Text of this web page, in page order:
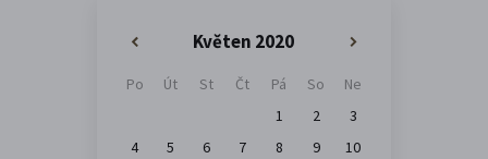
Květen 2020
Po Út St Čt Pá So
Ne
1
2
3
4
5 6 7 8 9
10